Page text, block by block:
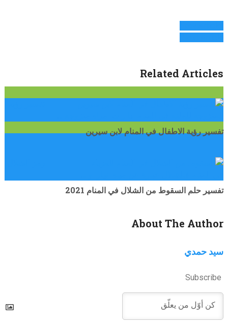
Related Articles
تفسير رؤية الاطفال في المنام لابن سيرين
تفسير حلم السقوط من الشلال في المنام 2021
About The Author
سيد حمدي
Subscribe